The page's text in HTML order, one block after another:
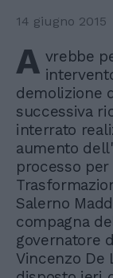
14 giugno 2015
A vrebbe
demolizione
successiva
interrato
aumento
processo
Salerno
compagna
governatore
Vincenzo De